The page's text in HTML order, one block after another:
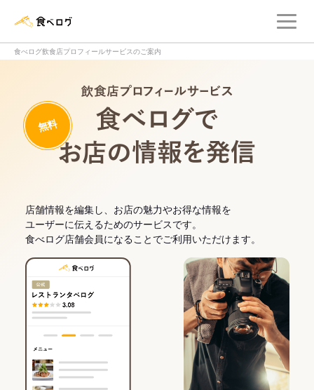
食べログ飲食店プロフィールサービスのご案内
無料
店舗情報を編集し、お店の魅力やお得な情報を
ユーザーに伝えるためのサービスです。
食べログ店舗会員になることでご利用いただけます。